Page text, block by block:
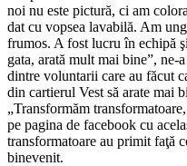
noi nu este pictură, ci am
dat cu vopsea lavabilă. Am
frumos. A fost lucru în echipă
gata, arată mult mai bine”, ne-
dintre voluntarii care au făcut
din cartierul Vest să arate mai
„Transformăm
pe pagina de facebook cu
transformatoare au primit faţă
binevenit.